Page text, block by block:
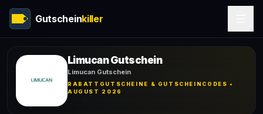
Gutscheinkiller
Limucan Gutschein
Limucan Gutschein
RABATTGUTSCHEINE & GUTSCHEINCODES •
AUGUST 2026